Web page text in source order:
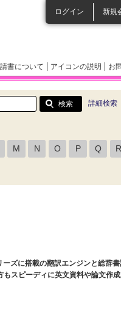
ログイン 新規
書について アイコンの説明 お
詳細検索
M N O P Q R
ズに搭載の翻訳エンジンと総辞
スピーディに英文資料や論文作